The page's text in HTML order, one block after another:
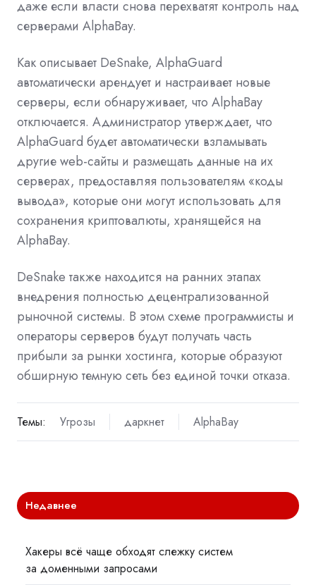
даже если власти снова перехватят контроль над
серверами AlphaBay.
Как описывает DeSnake, AlphaGuard
автоматически арендует и настраивает новые
серверы, если обнаруживает, что AlphaBay
отключается. Администратор утверждает, что
AlphaGuard будет автоматически взламывать
другие web-сайты и размещать данные на их
серверах, предоставляя пользователям «коды
вывода», которые они могут использовать для
сохранения криптовалюты, хранящейся на
AlphaBay.
DeSnake также находится на ранних этапах
внедрения полностью децентрализованной
рыночной системы. В этом схеме программисты и
операторы серверов будут получать часть
прибыли за рынки хостинга, которые образуют
обширную темную сеть без единой точки отказа.
Темы: Угрозы даркнет AlphaBay
Недавнее
Хакеры всё чаще обходят слежку систем
за доменными запросами